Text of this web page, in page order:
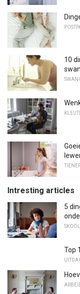
10
Intresting articles
5
SKOOL
Top